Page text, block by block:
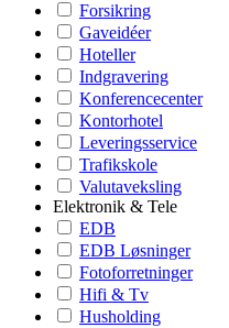
Forsikring
Gaveidéer
Hoteller
Indgravering
Konferencecenter
Kontorhotel
Leveringsservice
Trafikskole
Valutaveksling
Elektronik & Tele
EDB
EDB Løsninger
Fotoforretninger
Hifi & Tv
Husholding